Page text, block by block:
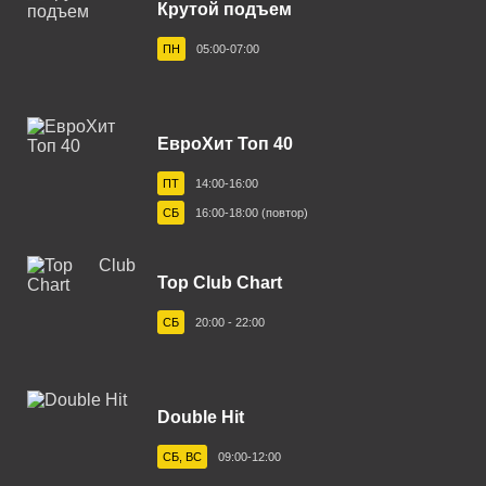
Белгород 103.6 FM
Белово 96.3 FM
Белорецк 104.4 FM
Белореченск 91.2 FM
Бийск 102.5 FM
Биробиджан 88.3 FM
Благовещенск 105.1 FM
Большеречье 102.8 FM
Крутой подъем
ПН 05:00-07:00
ЕвроХит Топ 40
ПТ 14:00-16:00
СБ 16:00-18:00 (повтор)
Top Club Chart
СБ 20:00 - 22:00
Double Hit
СБ, ВС 09:00-12:00